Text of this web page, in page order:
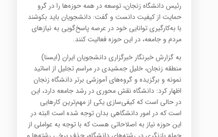
رئیس دانشگاه زنجان، توسعه در همه حوزه‌ها را در گرو
حمایت از کیفیت دانست و گفت: دانشجویان باید بکوشند
با به‌کارگیری توانایی خود در عرصه پاسخ‌گویی به نیازهای
مردم و جامعه، در این حوزه فعالیت کنند.
به گزارش خبرنگار خبرگزاری دانشجویان ایران (ایسنا)
منطقه زنجان، خلیل جمشیدی در مراسم تجلیل از اساتید
نمونه و برگزیده و گروه‌های آموزشی برتر دانشگاه زنجان
اظهار کرد: دانشگاه نقش محوری در رشد جامعه دارد، این
در حالی است که کیفی‌سازی یکی از مهم‌ترین کارهایی
است که در امور دانشگاهی بدان توجه شده است البته در
این حوزه نیاز به اصلاحاتی هست که با توجه به عواملی از